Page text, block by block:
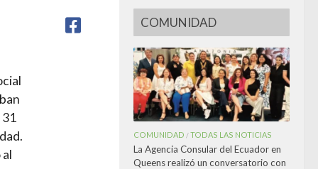
31
COMUNIDAD
COMUNIDAD /TODAS LAS NOTICIAS
La Agencia Consular del Ecuador en
Queens realizó un conversatorio con